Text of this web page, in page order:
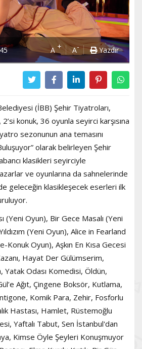
A+ A- Yazdır
(İBB) Şehir Tiyatroları,
2’si konuk, 36 oyunla seyirci karşısına
sezonunun ana temasını
olarak belirleyen Şehir
klasikleri seyirciyle
ve oyunlarına da sahnelerinde
geleceğin klasikleşecek eserleri ilk
(Yeni Oyun), Bir Gece Masalı (Yeni
(Yeni Oyun), Alice in Fearland
Konuk Oyun), Aşkın En Kısa Gecesi
Hayat Der Gülümserim,
Yatak Odası Komedisi, Öldün,
Ağıt, Çingene Boksör, Kutlama,
Komik Para, Zehir, Fosforlu
Hastası, Hamlet, Rüstemoğlu
Yaftalı Tabut, Sen İstanbul'dan
Kimse Öyle Şeyleri Konuşmuyor